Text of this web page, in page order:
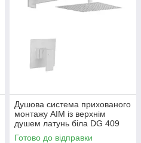
Душова система прихованого
монтажу AIM із верхнім
душем латунь біла DG 409
frosted white
Готово до відправки